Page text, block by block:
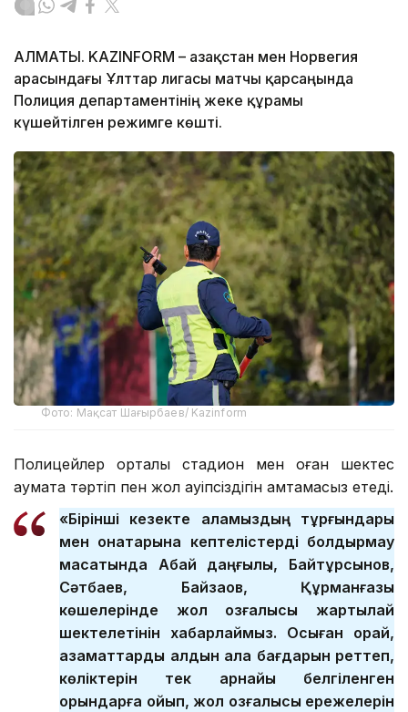
АЛМАТЫ. KAZINFORM – Қазақстан мен Норвегия
арасындағы Ұлттар лигасы матчы қарсаңында
Полиция департаментінің жеке құрамы
күшейтілген режимге көшті.
Фото: Мақсат Шағырбаев/ Kazinform
Полицейлер орталық стадион мен оған шектес
аумақта тәртіп пен жол қауіпсіздігін қамтамасыз етеді.
«Бірінші кезекте қаламыздың тұрғындары
мен қонақтарына кептелістерді болдырмау
мақсатында Абай даңғылы, Байтұрсынов,
Сәтбаев, Байзақов, Құрманғазы
көшелерінде жол қозғалысы жартылай
шектелетінін хабарлаймыз. Осыған орай,
азаматтарды алдын ала бағдарын реттеп,
көліктерін тек арнайы белгіленген
орындарға қойып, жол қозғалысы ережелерін